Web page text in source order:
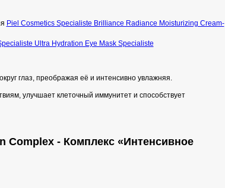
Piel Cosmetics Specialiste Brilliance Radiance Moisturizing Cream-
Ultra Hydration Eye Mask Specialiste
глаз, преображая её и интенсивно увлажняя.
улучшает клеточный иммунитет и способствует
- Комплекс «Интенсивное